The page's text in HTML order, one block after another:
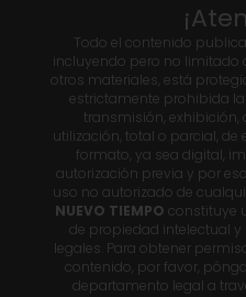
Todo el contenido
incluyendo pero no limitado
otros materiales, está
estrictamente prohibida
transmisión, exhibición,
utilización, total o parcial,
formato, ya sea digital,
autorización previa y por
uso no autorizado de
NUEVO TIEMPO constituye
de propiedad intelectual
legales. Para obtener
contenido, por favor,
departamento legal a